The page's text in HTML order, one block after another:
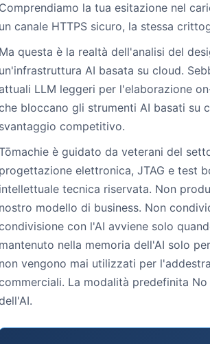
Comprendiamo la tua esitazione nel
un canale HTTPS sicuro, la stessa
Ma questa è la realtà dell'analisi del
un'infrastruttura AI basata su cloud.
LLM leggeri per l'elaborazione
bloccano gli strumenti AI basati su
svantaggio competitivo.
è guidato da veterani del
progettazione elettronica, JTAG e test
intellettuale tecnica riservata. Non
nostro modello di business. Non
con l'AI avviene solo
mantenuto nella memoria dell'AI solo
non vengono mai utilizzati per
La modalità predefinita